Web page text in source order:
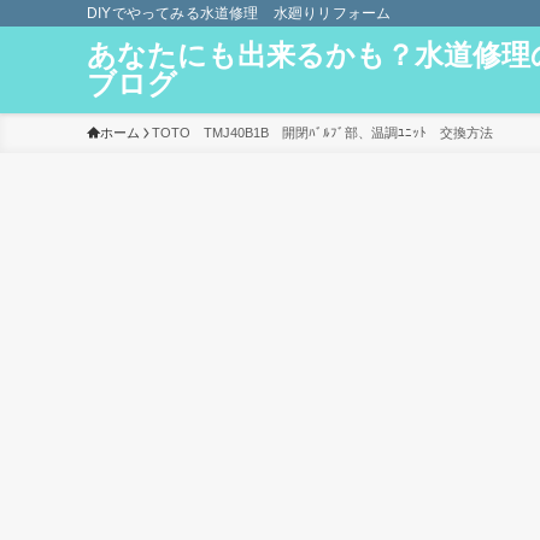
DIYでやってみる水道修理 水廻りリフォーム
あなたにも出来るかも？水道修理
ブログ
ホーム TOTO TMJ40B1B 開閉ﾊﾞﾙﾌﾞ部、温調ﾕﾆｯﾄ 交換方法